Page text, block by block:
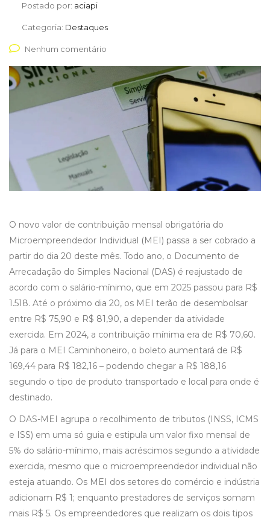
Postado por: aciapi
Categoria: Destaques
Nenhum comentário
O novo valor de contribuição mensal obrigatória do
Microempreendedor Individual (MEI) passa a ser cobrado a
partir do dia 20 deste mês. Todo ano, o Documento de
Arrecadação do Simples Nacional (DAS) é reajustado de
acordo com o salário-mínimo, que em 2025 passou para R$
1.518. Até o próximo dia 20, os MEI terão de desembolsar
entre R$ 75,90 e R$ 81,90, a depender da atividade
exercida. Em 2024, a contribuição mínima era de R$ 70,60.
Já para o MEI Caminhoneiro, o boleto aumentará de R$
169,44 para R$ 182,16 – podendo chegar a R$ 188,16
segundo o tipo de produto transportado e local para onde é
destinado.
O DAS-MEI agrupa o recolhimento de tributos (INSS, ICMS
e ISS) em uma só guia e estipula um valor fixo mensal de
5% do salário-mínimo, mais acréscimos segundo a atividade
exercida, mesmo que o microempreendedor individual não
esteja atuando. Os MEI dos setores do comércio e indústria
adicionam R$ 1; enquanto prestadores de serviços somam
mais R$ 5. Os empreendedores que realizam os dois tipos